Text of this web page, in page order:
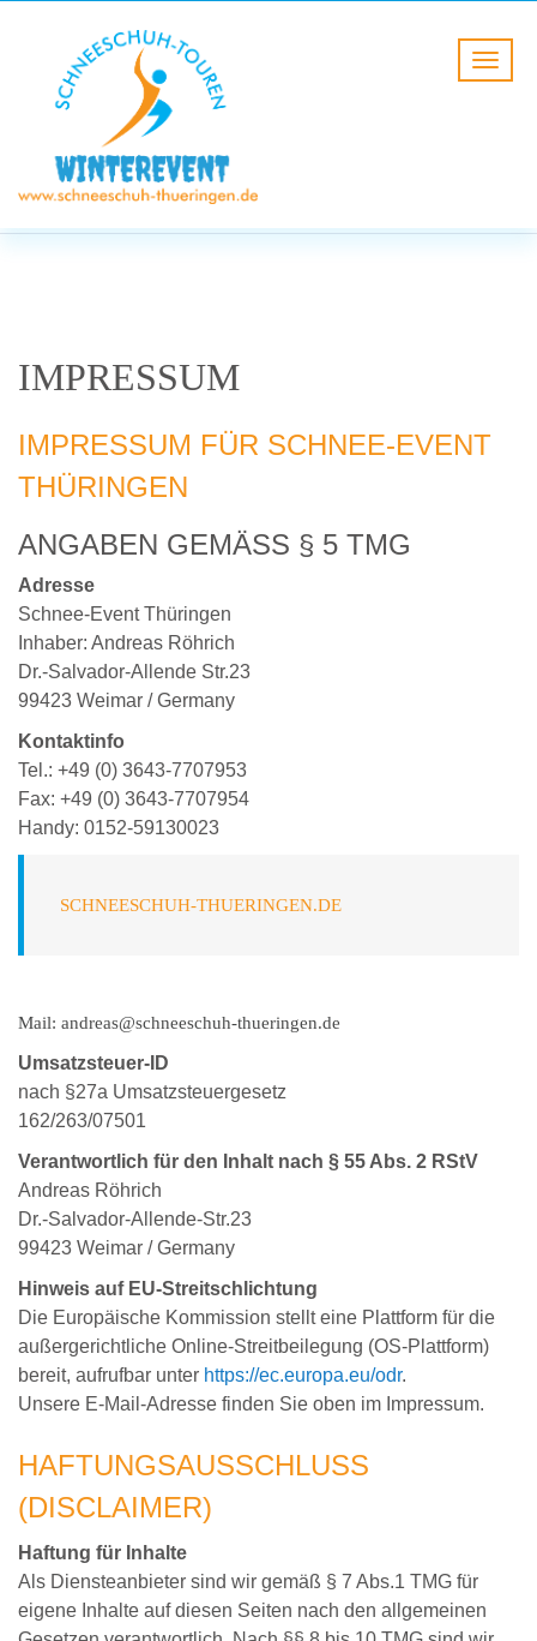
IMPRESSUM
IMPRESSUM
IMPRESSUM FÜR SCHNEE-EVENT
THÜRINGEN
ANGABEN GEMÄSS § 5 TMG
Adresse
Schnee-Event Thüringen
Inhaber: Andreas Röhrich
Dr.-Salvador-Allende Str.23
99423 Weimar / Germany
Kontaktinfo
Tel.: +49 (0) 3643-7707953
Fax: +49 (0) 3643-7707954
Handy: 0152-59130023
SCHNEESCHUH-THUERINGEN.DE
Mail: andreas@schneeschuh-thueringen.de
Umsatzsteuer-ID
nach §27a Umsatzsteuergesetz
162/263/07501
Verantwortlich für den Inhalt nach § 55 Abs. 2 RStV
Andreas Röhrich
Dr.-Salvador-Allende-Str.23
99423 Weimar / Germany
Hinweis auf EU-Streitschlichtung
Die Europäische Kommission stellt eine Plattform für die
außergerichtliche Online-Streitbeilegung (OS-Plattform)
bereit, aufrufbar unter https://ec.europa.eu/odr.
Unsere E-Mail-Adresse finden Sie oben im Impressum.
HAFTUNGSAUSSCHLUSS
(DISCLAIMER)
Haftung für Inhalte
Als Diensteanbieter sind wir gemäß § 7 Abs.1 TMG für
eigene Inhalte auf diesen Seiten nach den allgemeinen